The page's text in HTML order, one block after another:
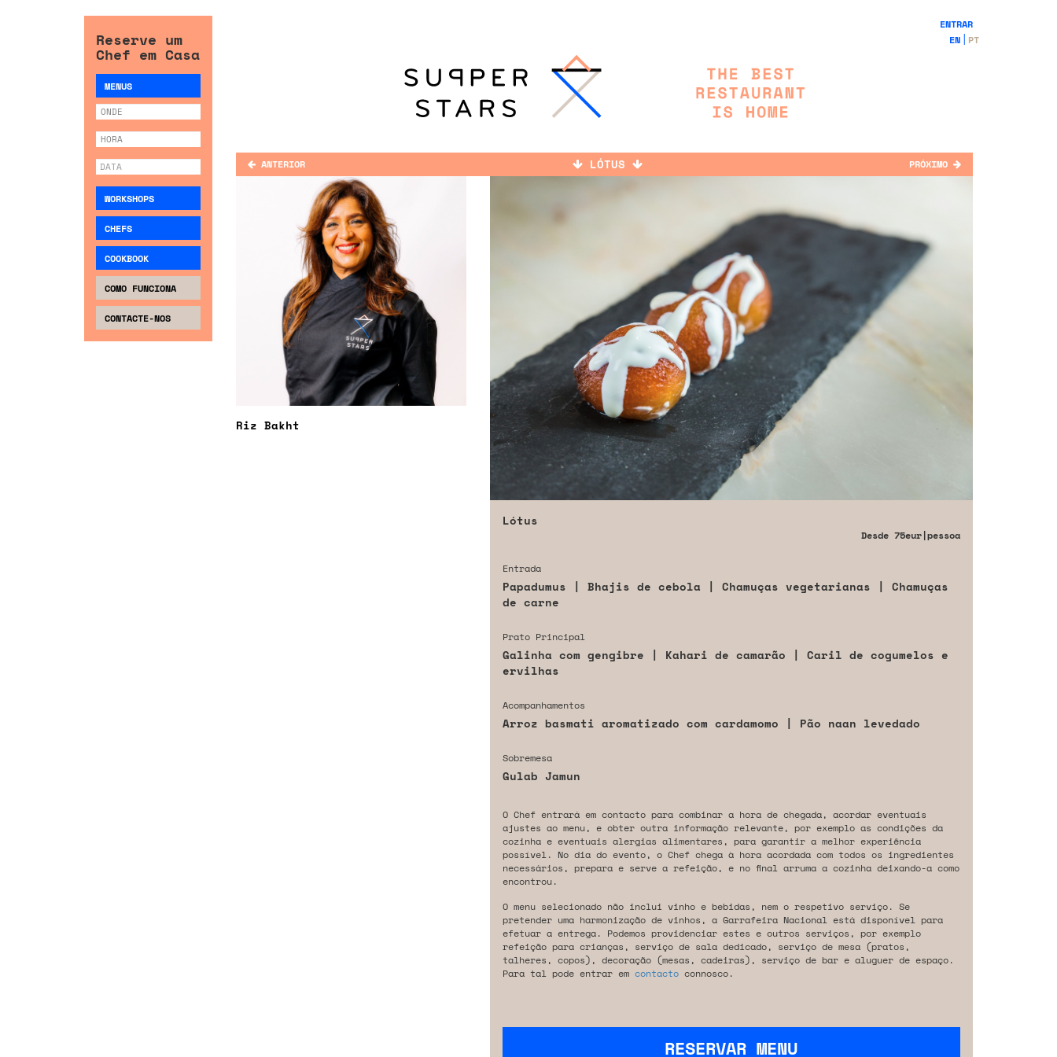
Reserve um
Chef em Casa
MENUS
WORKSHOPS
CHEFS
COOKBOOK
COMO FUNCIONA
CONTACTE-NOS
ENTRAR
EN
PT
ANTERIOR LÓTUS PRÓXIMO
Riz Bakht
Lótus
Desde 75eur|pessoa
Entrada
Papadumus | Bhajis de cebola | Chamuças vegetarianas | Chamuças
de carne
Prato Principal
Galinha com gengibre | Kahari de camarão | Caril de cogumelos e
ervilhas
Acompanhamentos
Arroz basmati aromatizado com cardamomo | Pão naan levedado
Sobremesa
Gulab Jamun
O Chef entrará em contacto para combinar a hora de chegada, acordar eventuais
ajustes ao menu, e obter outra informação relevante, por exemplo as condições da
cozinha e eventuais alergias alimentares, para garantir a melhor experiência
possível. No dia do evento, o Chef chega à hora acordada com todos os ingredientes
necessários, prepara e serve a refeição, e no final arruma a cozinha deixando-a como
encontrou.
O menu selecionado não inclui vinho e bebidas, nem o respetivo serviço. Se
pretender uma harmonização de vinhos, a Garrafeira Nacional está disponível para
efetuar a entrega. Podemos providenciar estes e outros serviços, por exemplo
refeição para crianças, serviço de sala dedicado, serviço de mesa (pratos,
talheres, copos), decoração (mesas, cadeiras), serviço de bar e aluguer de espaço.
Para tal pode entrar em contactoconnosco.
RESERVAR MENU